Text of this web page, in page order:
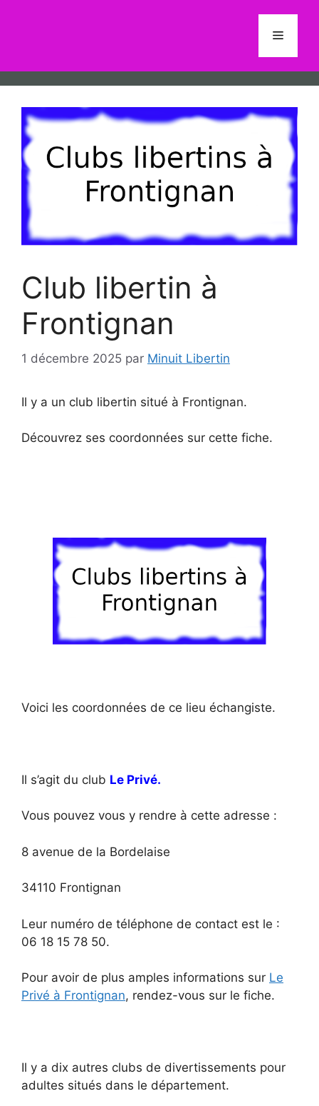
Menu
Club libertin à
Frontignan
1 décembre 2025 par Minuit Libertin
Il y a un club libertin situé à Frontignan.
Découvrez ses coordonnées sur cette fiche.
Voici les coordonnées de ce lieu échangiste.
Il s’agit du club Le Privé.
Vous pouvez vous y rendre à cette adresse :
8 avenue de la Bordelaise
34110 Frontignan
Leur numéro de téléphone de contact est le :
06 18 15 78 50.
Pour avoir de plus amples informations sur Le
Privé à Frontignan, rendez-vous sur le fiche.
Il y a dix autres clubs de divertissements pour
adultes situés dans le département.